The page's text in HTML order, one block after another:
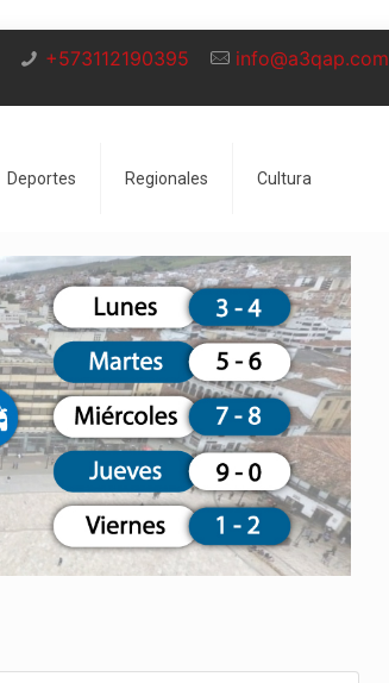
+573112190395 info@a3qap.com
Deportes Regionales Cultura